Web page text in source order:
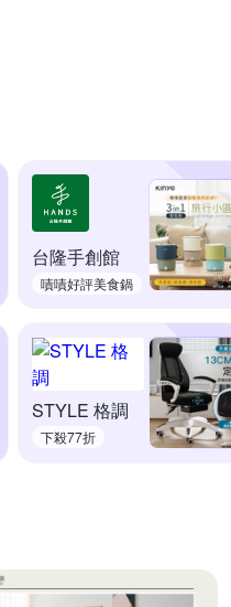
台隆手創館
嘖嘖好評美食鍋
STYLE 格調
下殺77折